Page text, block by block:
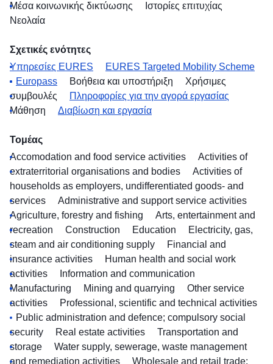
Μέσα κοινωνικής δικτύωσης
Ιστορίες επιτυχίας
Νεολαία
Σχετικές ενότητες
Υπηρεσίες EURES
EURES Targeted Mobility Scheme
Europass
Βοήθεια και υποστήριξη
Χρήσιμες
συμβουλές
Πληροφορίες για την αγορά εργασίας
Μάθηση
Διαβίωση και εργασία
Τομέας
Accomodation and food service activities
Activities of
extraterritorial organisations and bodies
Activities of
households as employers, undifferentiated goods- and
services
Administrative and support service activities
Agriculture, forestry and fishing
Arts, entertainment and
recreation
Construction Education
Electricity, gas,
steam and air conditioning supply
Financial and
insurance activities
Human health and social work
activities
Information and communication
Manufacturing
Mining and quarrying
Other service
activities
Professional, scientific and technical activities
Public administration and defence; compulsory social
security
Real estate activities
Transportation and
storage
Water supply, sewerage, waste management
and remediation activities
Wholesale and retail trade;